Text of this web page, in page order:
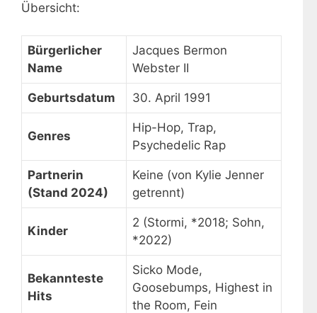
Übersicht:
Bürgerlicher
Name
Jacques Bermon
Webster II
Geburtsdatum 30. April 1991
Genres
Hip-Hop, Trap,
Psychedelic Rap
Partnerin
(Stand 2024)
Keine (von Kylie Jenner
getrennt)
Kinder
2 (Stormi, *2018; Sohn,
*2022)
Bekannteste
Hits
Sicko Mode,
Goosebumps, Highest in
the Room, Fein